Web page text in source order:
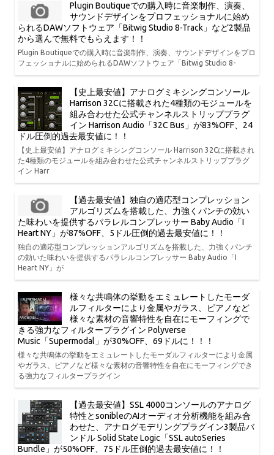
Plugin Boutiqueでの購入時に音楽制作、演奏、
サウンドデザインをプロフェッショナルに始め
られるDAWソフトウェア「Bitwig Studio 8-Track」など2製品
から選んで無料でもらえます！！
Plugin Boutiqueでの購入時に音楽制作、演奏、サウンドデザインをプロ
フェッショナルに始められるDAWソフトウェア「Bitwig Studio 8-
【史上最安値】アナログミキシングコンソール
Harrison 32Cに搭載された4種類のモジュールを
組み合わせた公式チャンネルストリッププラグ
イン Harrison Audio「32C Bus」が83%OFF、24
ドル圧倒的過去最安値に！！
【史上最安値】アナログミキシングコンソール Harrison 32Cに搭載され
た4種類のモジュールを組み合わせた公式チャンネルストリッププラグ
イン Harr
【過去最安値】独自の適応型コンプレッション
アルゴリズムを搭載した、力強くパンチの効い
た味わいを提供するパラレルコンプレッサー Baby Audio「I
Heart NY」が87%OFF、5ドル圧倒的過去最安値に！！
独自の適応型コンプレッションアルゴリズムを搭載した、力強くパンチ
の効いた味わいを提供するパラレルコンプレッサー Baby Audio「I
Heart NY」が
様々な共鳴体の挙動をエミュレートしたモーダ
ルフィルターにより金属やガラス、ピアノなど
様々な素材の音響特性を自在にモーフィングで
きる強力なフィルタープラグイン Polyverse
Music「Supermodal」が30%OFF、69ドルに！！！
様々な共鳴体の挙動をエミュレートしたモーダルフィルターにより金属
やガラス、ピアノなど様々な素材の音響特性を自在にモーフィングでき
る強力なフィルタープラグイン
【過去最安値】SSL 4000コンソールのアナログ
特性とsonibleのAIオーディオ分析機能を組み合
わせた、アナログモデリングプラグイン3製品バ
ンドル Solid State Logic「SSL autoSeries
Bundle」が50%OFF、75ドル圧倒的過去最安値に！！